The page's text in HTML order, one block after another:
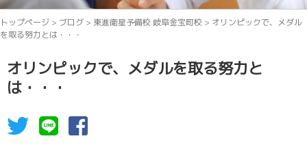
トップページ > ブログ > 東進衛星予備校 岐阜金宝町校 > オリンピックで、メダル
を取る努力とは・・・
オリンピックで、メダルを取る努力と
は・・・